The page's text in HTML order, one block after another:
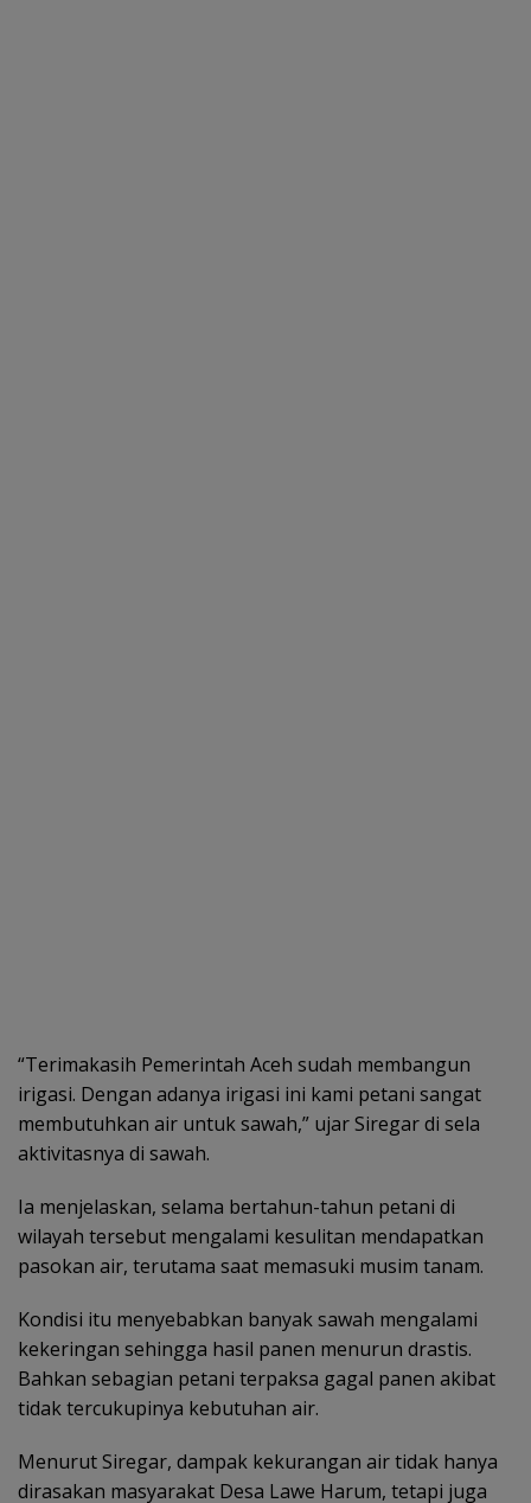
“Terimakasih Pemerintah Aceh sudah membangun
irigasi. Dengan adanya irigasi ini kami petani sangat
membutuhkan air untuk sawah,” ujar Siregar di sela
aktivitasnya di sawah.
Ia menjelaskan, selama bertahun-tahun petani di
wilayah tersebut mengalami kesulitan mendapatkan
pasokan air, terutama saat memasuki musim tanam.
Kondisi itu menyebabkan banyak sawah mengalami
kekeringan sehingga hasil panen menurun drastis.
Bahkan sebagian petani terpaksa gagal panen akibat
tidak tercukupinya kebutuhan air.
Menurut Siregar, dampak kekurangan air tidak hanya
dirasakan masyarakat Desa Lawe Harum, tetapi juga